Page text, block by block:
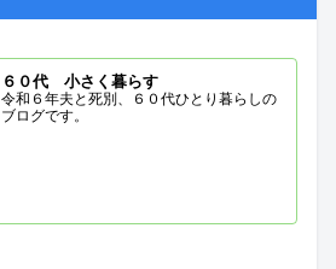
６０代 小さく暮らす
令和６年夫と死別、６０代ひとり暮らしの
ブログです。